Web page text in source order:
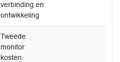
verbinding en
ontwikkeling
Tweede
monitor
kosten